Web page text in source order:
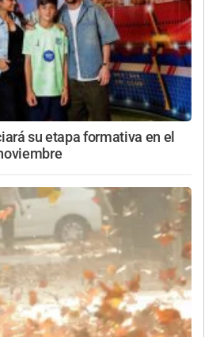
su etapa formativa en el